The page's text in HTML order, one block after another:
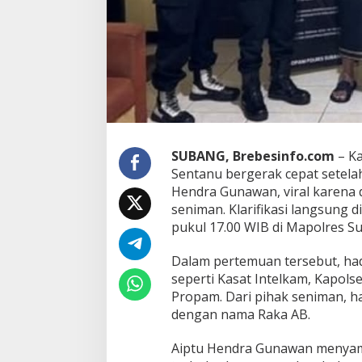
a
p
o
l
s
S
u
b
a
n
L
a
g
s
n
SUBANG, Brebesinfo.com –
Sentanu bergerak cepat
Hendra Gunawan, viral
seniman. Klarifikasi langsung
pukul 17.00 WIB di Mapolres
Dalam pertemuan tersebut,
seperti Kasat Intelkam,
Propam. Dari pihak seniman,
dengan nama Raka AB.
Aiptu Hendra Gunawan